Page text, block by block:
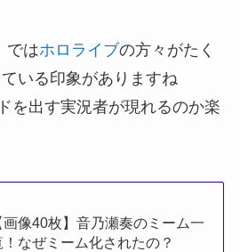
ではホロライブの方々がたく
いる印象がありますね
を出す実況者が現れるのか楽
画像40枚】音乃瀬奏のミーム一
！なぜミーム化されたの？